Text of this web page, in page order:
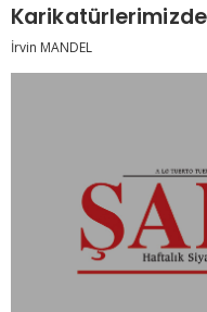
İrvin MANDEL